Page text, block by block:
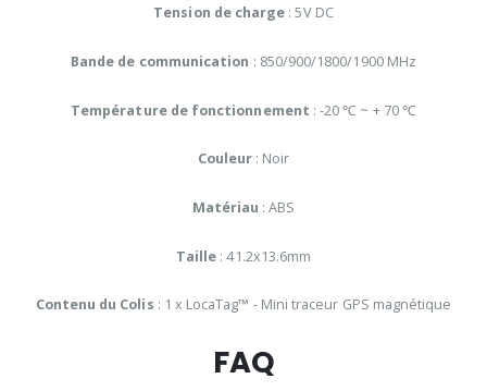
Tension de charge : 5V DC
Bande de communication : 850/900/1800/1900 MHz
Température de fonctionnement : -20 ℃ ~ + 70 ℃
Couleur : Noir
Matériau : ABS
Taille : 41.2x13.6mm
Contenu du Colis : 1 x LocaTag™ - Mini traceur GPS magnétique
FAQ